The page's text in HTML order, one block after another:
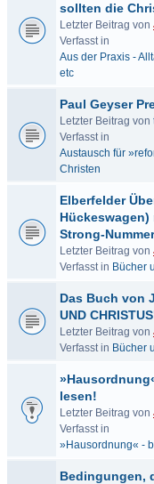
sollten die
Letzter Beitrag von
Verfasst in
Aus der Praxis -
etc
Paul Geyser
Letzter Beitrag von
Verfasst in
Austausch für
Christen
Elberfelder
Strong-
Letzter Beitrag von
Verfasst in Bücher
Das Buch von
UND
Letzter Beitrag von
Verfasst in Bücher
lesen!
Letzter Beitrag von
Verfasst in
»Hausordnung« -
Bedingungen,